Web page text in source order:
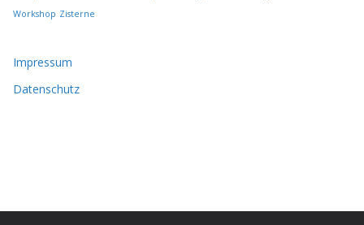
Workshop Zisterne
Impressum
Datenschutz